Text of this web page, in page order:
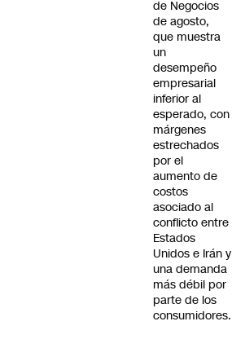
de Negocios
de agosto,
que muestra
un
desempeño
empresarial
inferior al
esperado, con
márgenes
estrechados
por el
aumento de
costos
asociado al
conflicto entre
Estados
Unidos e Irán y
una demanda
más débil por
parte de los
consumidores.